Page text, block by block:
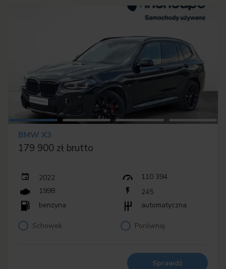
BMW X3
179 900 zł brutto
2022
110 394
1998
245
benzyna
automatyczna
Schowek Porównaj
Sprawdź